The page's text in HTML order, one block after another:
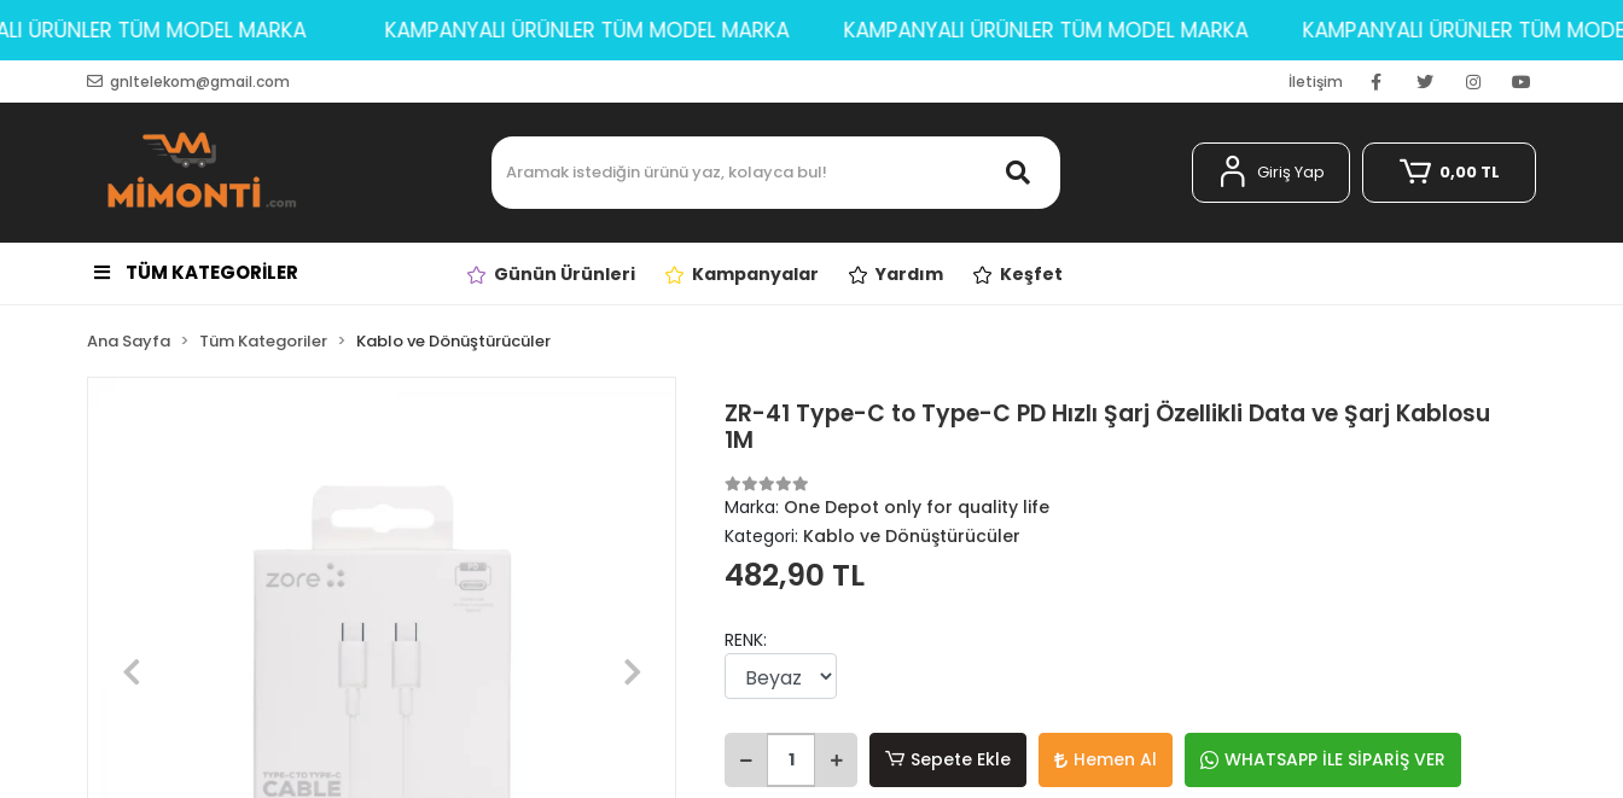
ÜRÜNLER TÜM MODEL MARKA KAMPANYALI ÜRÜNLER TÜM MODEL MARKA KAMPANYALI ÜRÜNLER TÜM MODEL MARKA KAMPANYALI ÜRÜNLER TÜM
gnltelekom@gmail.com İletişim
Giriş Yap 0,00 TL
TÜM KATEGORİLER Günün Ürünleri Kampanyalar Yardım Keşfet
Ana Sayfa Tüm Kategoriler Kablo ve Dönüştürücüler
ZR-41 Type-C to Type-C PD Hızlı Şarj Özellikli Data ve Şarj Kablosu
1M
Marka: One Depot only for quality life
Kategori: Kablo ve Dönüştürücüler
482,90 TL
RENK:
Sepete Ekle Hemen Al WHATSAPP İLE SİPARİŞ VER